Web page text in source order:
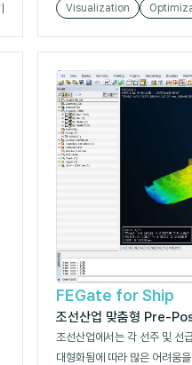
Visualization
FEGate for Ship
조선산업 맞춤형 Pre-
조선산업에서는 각 선주 및 선
대형화됨에 따라 많은 어려움